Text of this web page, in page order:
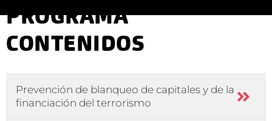
PROGRAMA
CONTENIDOS
Prevención de blanqueo de capitales y de la
financiación del terrorismo